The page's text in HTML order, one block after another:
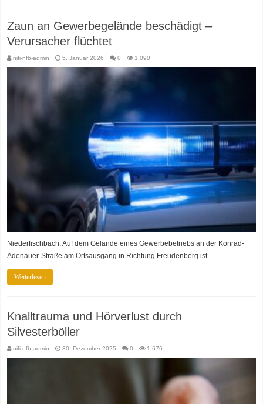
Zaun an Gewerbegelände beschädigt –
Verursacher flüchtet
nifi-nfb-admin 5. Januar 2026 0 1,090
Niederfischbach. Auf dem Gelände eines Gewerbebetriebs an der Konrad-
Adenauer-Straße am Ortsausgang in Richtung Freudenberg ist …
Weiterlesen
Knalltrauma und Hörverlust durch
Silvesterböller
nifi-nfb-admin 30. Dezember 2025 0 1,676